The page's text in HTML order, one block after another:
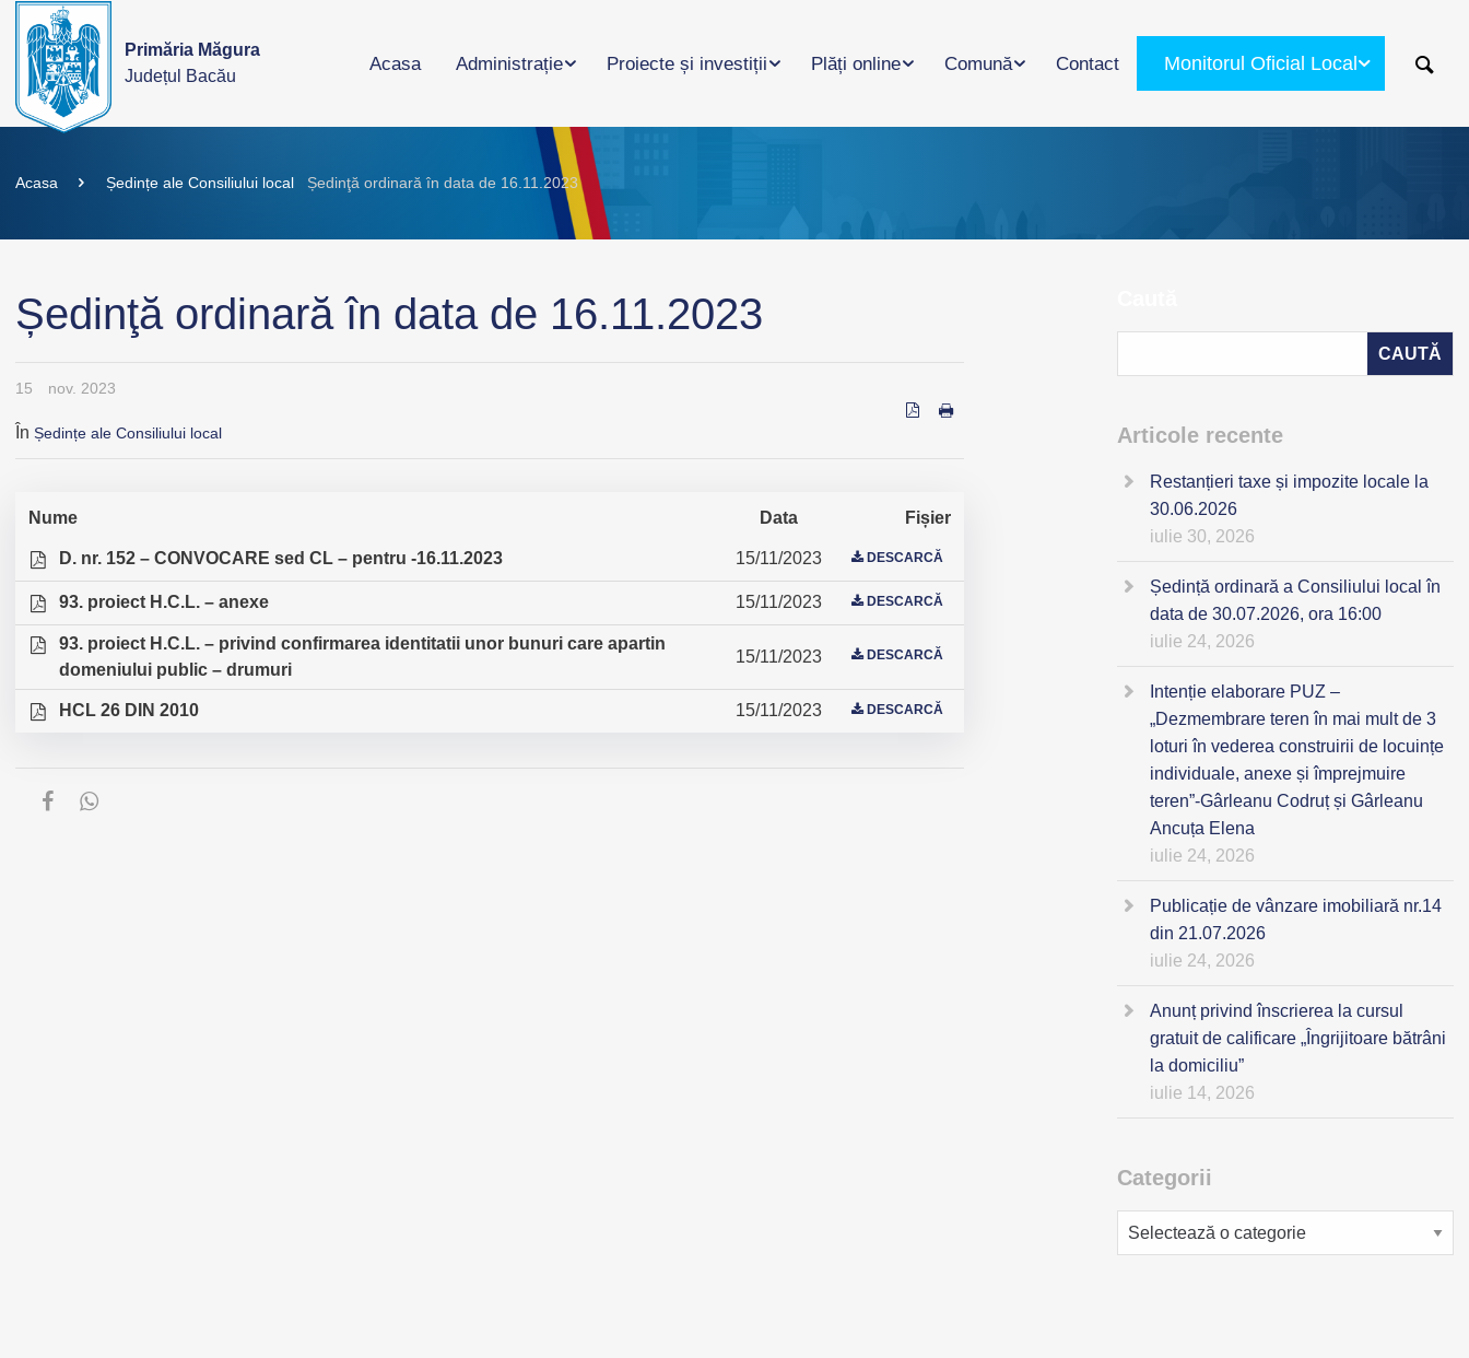
Primăria Măgura
Județul Bacău
Acasa Administrație Proiecte și investiții Plăți online Comună Contact Monitorul Oficial Local
Acasa Ședințe ale Consiliului local Ședinţă ordinară în data de 16.11.2023
Ședinţă ordinară în data de 16.11.2023
15 nov. 2023
În Ședințe ale Consiliului local
Nume Data Fișier
D. nr. 152 – CONVOCARE sed CL – pentru -16.11.2023 15/11/2023 DESCARCĂ
93. proiect H.C.L. – anexe 15/11/2023 DESCARCĂ
93. proiect H.C.L. – privind confirmarea identitatii unor bunuri care apartin
domeniului public – drumuri
15/11/2023 DESCARCĂ
HCL 26 DIN 2010 15/11/2023 DESCARCĂ
Articole recente
Restanțieri taxe și impozite locale la
30.06.2026
iulie 30, 2026
Ședință ordinară a Consiliului local în
data de 30.07.2026, ora 16:00
iulie 24, 2026
Intenție elaborare PUZ –
„Dezmembrare teren în mai mult de 3
loturi în vederea construirii de locuințe
individuale, anexe și împrejmuire
teren”-Gârleanu Codruț și Gârleanu
Ancuța Elena
iulie 24, 2026
Publicație de vânzare imobiliară nr.14
din 21.07.2026
iulie 24, 2026
Anunț privind înscrierea la cursul
gratuit de calificare „Îngrijitoare bătrâni
la domiciliu”
iulie 14, 2026
Categorii
Categorii